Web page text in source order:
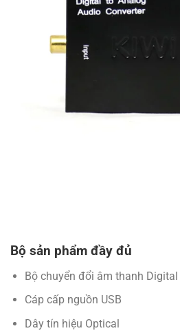
Bộ sản phẩm đầy đủ
Bộ chuyển đổi âm thanh
Cáp cấp nguồn USB
Dây tín hiệu Optical